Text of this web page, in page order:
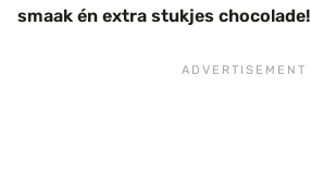
smaak én extra stukjes chocolade!